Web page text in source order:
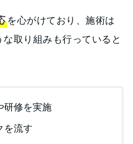
を心がけており、施術は
取り組みも行っていると
研修を実施
を流す